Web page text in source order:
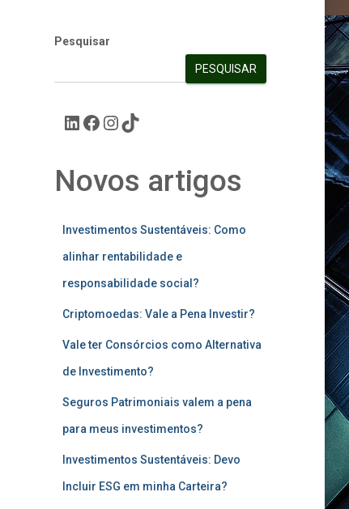
Pesquisar
PESQUISAR
Novos artigos
Investimentos Sustentáveis: Como
alinhar rentabilidade e
responsabilidade social?
Criptomoedas: Vale a Pena Investir?
Vale ter Consórcios como Alternativa
de Investimento?
Seguros Patrimoniais valem a pena
para meus investimentos?
Investimentos Sustentáveis: Devo
Incluir ESG em minha Carteira?